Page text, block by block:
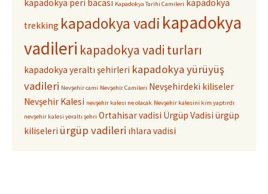
kapadokya peri bacası Kapadokya Tarihi Camileri kapadokya
trekking kapadokya vadi kapadokya
vadileri kapadokya vadi turları
kapadokya yeraltı şehirleri kapadokya yürüyüş
vadileri Nevşehir cami Nevşehir Camileri Nevşehirdeki kiliseler
Nevşehir Kalesi nevşehir kalesi ne olacak Nevşehir kalesini kim yaptırdı
nevşehir kalesi yeraltı şehri Ortahisar vadisi Ürgüp Vadisi ürgüp
kiliseleri ürgüp vadileri ıhlara vadisi